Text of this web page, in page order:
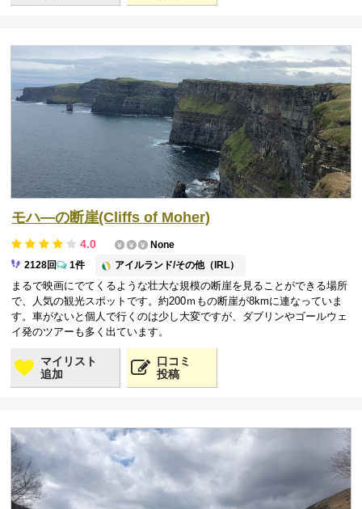
マイリスト
追加
口コミ
投稿
モハ―の断崖(Cliffs of Moher)
4.0
アイルランド/その他（IRL）
2128回 1件
None
まるで映画にでてくるような壮大な規模の断崖を見ることができる場所
で、人気の観光スポットです。約200ｍもの断崖が8kmに連なっていま
す。車がないと個人で行くのは少し大変ですが、ダブリンやゴールウェ
イ発のツアーも多く出ています。